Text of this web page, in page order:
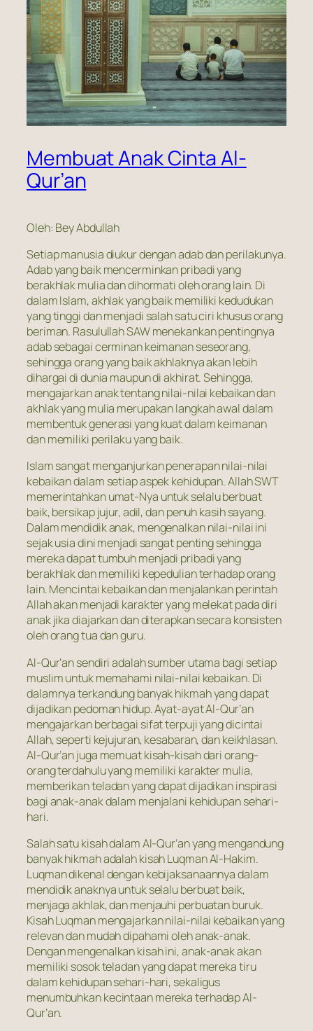
Membuat Anak Cinta Al-
Qur’an
Oleh: Bey Abdullah
Setiap manusia diukur dengan adab dan perilakunya.
Adab yang baik mencerminkan pribadi yang
berakhlak mulia dan dihormati oleh orang lain. Di
dalam Islam, akhlak yang baik memiliki kedudukan
yang tinggi dan menjadi salah satu ciri khusus orang
beriman. Rasulullah SAW menekankan pentingnya
adab sebagai cerminan keimanan seseorang,
sehingga orang yang baik akhlaknya akan lebih
dihargai di dunia maupun di akhirat. Sehingga,
mengajarkan anak tentang nilai-nilai kebaikan dan
akhlak yang mulia merupakan langkah awal dalam
membentuk generasi yang kuat dalam keimanan
dan memiliki perilaku yang baik.
Islam sangat menganjurkan penerapan nilai-nilai
kebaikan dalam setiap aspek kehidupan. Allah SWT
memerintahkan umat-Nya untuk selalu berbuat
baik, bersikap jujur, adil, dan penuh kasih sayang.
Dalam mendidik anak, mengenalkan nilai-nilai ini
sejak usia dini menjadi sangat penting sehingga
mereka dapat tumbuh menjadi pribadi yang
berakhlak dan memiliki kepedulian terhadap orang
lain. Mencintai kebaikan dan menjalankan perintah
Allah akan menjadi karakter yang melekat pada diri
anak jika diajarkan dan diterapkan secara konsisten
oleh orang tua dan guru.
Al-Qur’an sendiri adalah sumber utama bagi setiap
muslim untuk memahami nilai-nilai kebaikan. Di
dalamnya terkandung banyak hikmah yang dapat
dijadikan pedoman hidup. Ayat-ayat Al-Qur’an
mengajarkan berbagai sifat terpuji yang dicintai
Allah, seperti kejujuran, kesabaran, dan keikhlasan.
Al-Qur’an juga memuat kisah-kisah dari orang-
orang terdahulu yang memiliki karakter mulia,
memberikan teladan yang dapat dijadikan inspirasi
bagi anak-anak dalam menjalani kehidupan sehari-
hari.
Salah satu kisah dalam Al-Qur’an yang mengandung
banyak hikmah adalah kisah Luqman Al-Hakim.
Luqman dikenal dengan kebijaksanaannya dalam
mendidik anaknya untuk selalu berbuat baik,
menjaga akhlak, dan menjauhi perbuatan buruk.
Kisah Luqman mengajarkan nilai-nilai kebaikan yang
relevan dan mudah dipahami oleh anak-anak.
Dengan mengenalkan kisah ini, anak-anak akan
memiliki sosok teladan yang dapat mereka tiru
dalam kehidupan sehari-hari, sekaligus
menumbuhkan kecintaan mereka terhadap Al-
Qur’an.